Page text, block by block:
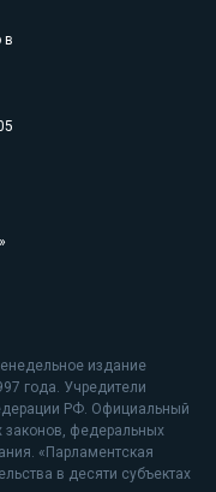
в
издание
года. Учредители
РФ. Официальный
законов, федеральных
«Парламентская
в десяти субъектах